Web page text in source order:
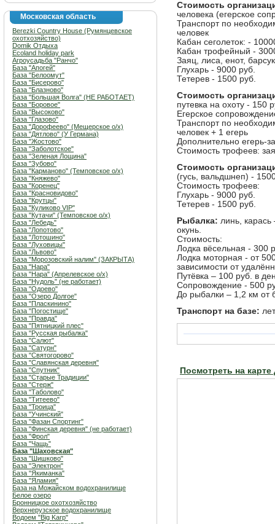
Московская область
Berezki Country House (Румянцевское
охотхозяйство)
Domik Отдыха
Ecoland holiday park
Агроусадьба "Ранчо"
База "Апогей"
База "Белоомут"
База "Бисерово"
База "Блазново"
База "Большая Волга" (НЕ РАБОТАЕТ)
База "Боровое"
База "Высоково"
База "Глазово"
База "Дорофеево" (Мещерское о/х)
База "Дятлово" (У Германа)
База "Жостово"
База "Заболотское"
База "Зеленая Лощина"
База "Зубово"
База "Карманово" (Темповское о/х)
База "Княжево"
База "Коренец"
База "Красновидово"
База "Крутцы"
База "Куликово VIP"
База "Кутачи" (Темповское о/х)
База "Лебедь"
База "Лопотово"
База "Лотошино"
База "Луховицы"
База "Львово"
База "Морозовский налим" (ЗАКРЫТА)
База "Нара"
База "Нара" (Апрелевское о/х)
База "Нудоль" (не работает)
База "Одоево"
База "Озеро Долгое"
База "Пласкинино"
База "Погостище"
База "Правда"
База "Пятницкий плес"
База "Русская рыбалка"
База "Салют"
База "Сатурн"
База "Святогорово"
База "Славянская деревня"
База "Спутник"
База "Старые Традиции"
База "Стерж"
База "Таболово"
База "Титеево"
База "Троица"
База "Учинский"
База "Фазан Спортинг"
База "Финская деревня" (не работает)
База "Фрол"
База "Чащь"
База "Шаховская"
База "Шишково"
База "Электрон"
База "Якиманка"
База "Яламия"
База на Можайском водохранилище
Белое озеро
Бронницкое охотхозяйство
Верхнерузское водохранилище
Водоем "Big Karp"
Стоимость
человека (егерское
Транспорт по
человек
Кабан сеголеток: -
Кабан трофейный -
Заяц, лиса, енот,
Глухарь - 9000 руб.
Тетерев - 1500 руб.
Стоимость
путевка на охоту - 150
Егерское
Транспорт по
человек + 1 егерь
Дополнительно егерь-
Стоимость трофеев:
Стоимость
(гусь, вальдшнеп) -
Стоимость трофеев:
Глухарь - 9000 руб.
Тетерев - 1500 руб.
Рыбалка: линь, карась
окунь.
Стоимость:
Лодка вёсельная - 300
Лодка моторная - от
зависимости от
Путёвка – 100 руб. в
Сопровождение - 500
До рыбалки – 1,2 км от
Транспорт на базе:
Посмотреть на